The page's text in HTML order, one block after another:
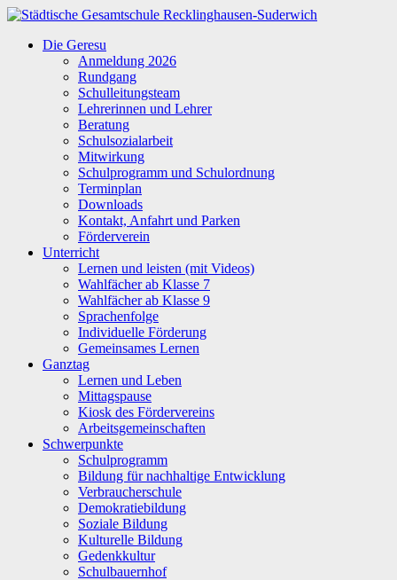
Zum
springen
Städtische
Gesamtschule
Recklinghausen-
Suderwich
Die Geresu
Anmeldung 2026
Rundgang
Schulleitungsteam
Lehrerinnen und Lehrer
Beratung
Schulsozialarbeit
Mitwirkung
Schulprogramm und Schulordnung
Terminplan
Downloads
Kontakt, Anfahrt und Parken
Förderverein
Unterricht
Lernen und leisten (mit Videos)
Wahlfächer ab Klasse 7
Wahlfächer ab Klasse 9
Sprachenfolge
Individuelle Förderung
Gemeinsames Lernen
Ganztag
Lernen und Leben
Mittagspause
Kiosk des Fördervereins
Arbeitsgemeinschaften
Schwerpunkte
Schulprogramm
Bildung für nachhaltige Entwicklung
Verbraucherschule
Demokratiebildung
Soziale Bildung
Kulturelle Bildung
Gedenkkultur
Schulbauernhof